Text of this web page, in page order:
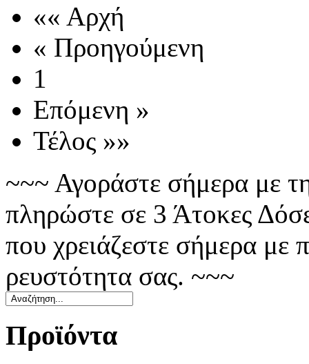
«« Αρχή
« Προηγούμενη
1
Επόμενη »
Τέλος »»
~~~ Αγοράστε σήμερα με
πληρώστε σε 3 Άτοκες
που χρειάζεστε σήμερα με
ρευστότητα σας. ~~~
Προϊόντα